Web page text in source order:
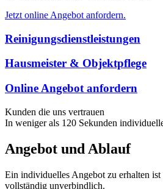
Jetzt online Angebot anfordern.
Reinigungsdienstleistungen
Hausmeister & Objektpflege
Online Angebot anfordern
Kunden die uns vertrauen
In weniger als 120 Sekunden
Angebot und Ablauf
Ein individuelles Angebot zu erhalten
vollständig unverbindlich.